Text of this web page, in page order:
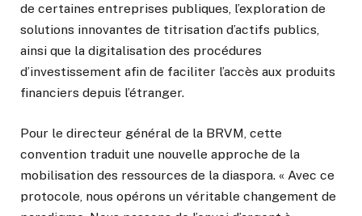
de certaines entreprises publiques, l’exploration de
solutions innovantes de titrisation d’actifs publics,
ainsi que la digitalisation des procédures
d’investissement afin de faciliter l’accès aux produits
financiers depuis l’étranger.
Pour le directeur général de la BRVM, cette
convention traduit une nouvelle approche de la
mobilisation des ressources de la diaspora. « Avec ce
protocole, nous opérons un véritable changement de